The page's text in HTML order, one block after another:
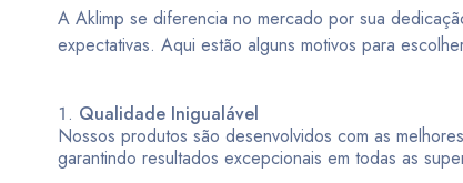
A Aklimp se diferencia no mercado por sua
expectativas. Aqui estão alguns motivos para
Qualidade Inigualável
Nossos produtos são desenvolvidos com as
garantindo resultados excepcionais em todas as